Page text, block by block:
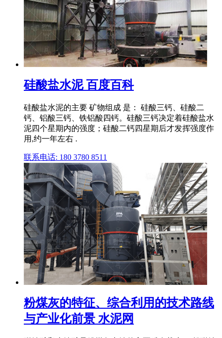
硅酸盐水泥 百度百科
硅酸盐水泥的主要 矿物组成 是： 硅酸三钙、硅酸二
钙、铝酸三钙、铁铝酸四钙。硅酸三钙决定着硅酸盐水
泥四个星期内的强度；硅酸二钙四星期后才发挥强度作
用,约一年左右 .
联系电话: 180 3780 8511
粉煤灰的特征、综合利用的技术路线
与产业化前景 水泥网